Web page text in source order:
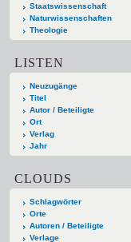
Staatswissenschaft
Naturwissenschaften
Theologie
LISTEN
Neuzugänge
Titel
Autor / Beteiligte
Ort
Verlag
Jahr
CLOUDS
Schlagwörter
Orte
Autoren / Beteiligte
Verlage